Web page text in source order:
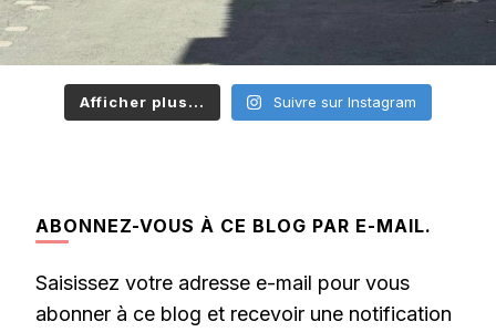
Afficher plus... Suivre sur Instagram
ABONNEZ-VOUS À CE BLOG PAR E-MAIL.
Saisissez votre adresse e-mail pour vous
abonner à ce blog et recevoir une notification